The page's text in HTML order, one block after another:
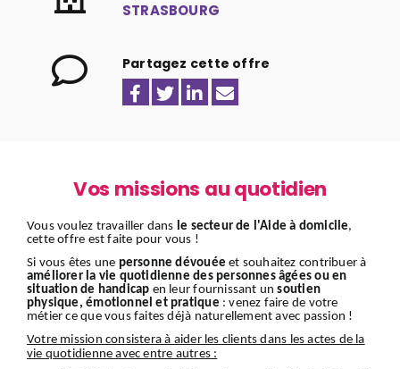
STRASBOURG
Partagez cette offre
Vos missions au quotidien
Vous voulez travailler dans le secteur de l'Aide à domicile,
cette offre est faite pour vous !
Si vous êtes une personne dévouée et souhaitez contribuer à
améliorer la vie quotidienne des personnes âgées ou en
situation de handicap en leur fournissant unsoutien
physique, émotionnel et pratique : venez faire de votre
métier ce que vous faites déjà naturellement avec passion !
Votre mission consistera à aider les clients dans les actes de la
vie quotidienne avec entre autres :